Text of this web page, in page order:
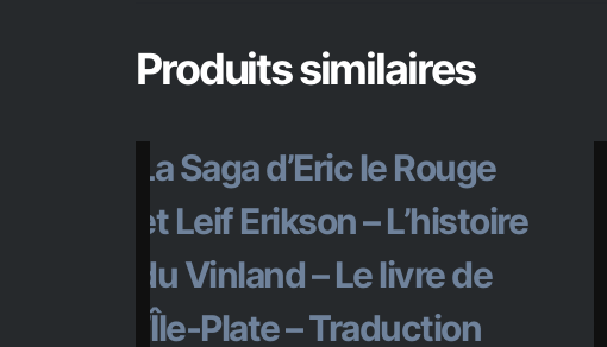
Produits similaires
La Saga d’Eric le Rouge
et Leif Erikson – L’histoire
du Vinland – Le livre de
l’Île-Plate – Traduction